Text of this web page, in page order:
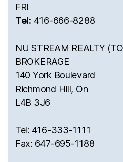
FRI
Tel: 416-666-8288
NU STREAM REALTY
BROKERAGE
140 York Boulevard
Richmond Hill, On
L4B 3J6
Tel: 416-333-1111
Fax: 647-695-1188